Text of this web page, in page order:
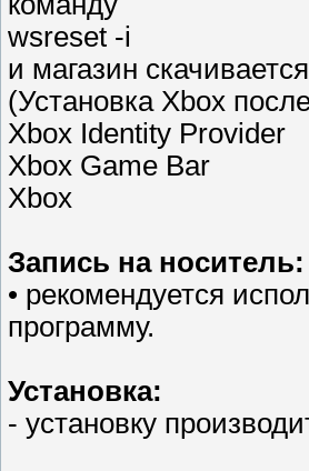
wsreset -i
и магазин
(Установка Xbox
Xbox Identity Provider
Xbox Game Bar
Xbox
Запись на носитель:
• рекомендуется
программу.
Установка:
- установку